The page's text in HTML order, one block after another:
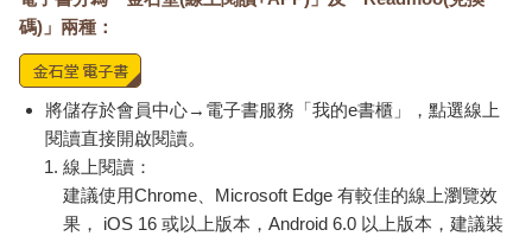
碼)」兩種：
將儲存於會員中心→電子書服務「我的e書櫃」，點選線上
閱讀直接開啟閱讀。
線上閱讀：
建議使用Chrome、Microsoft Edge 有較佳的線上瀏覽效
果， iOS 16 或以上版本，Android 6.0 以上版本，建議裝